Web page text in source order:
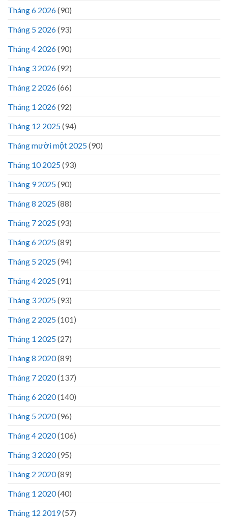
Tháng 6 2026(90)
Tháng 5 2026(93)
Tháng 4 2026(90)
Tháng 3 2026(92)
Tháng 2 2026(66)
Tháng 1 2026(92)
Tháng 12 2025(94)
Tháng mười một 2025(90)
Tháng 10 2025(93)
Tháng 9 2025(90)
Tháng 8 2025(88)
Tháng 7 2025(93)
Tháng 6 2025(89)
Tháng 5 2025(94)
Tháng 4 2025(91)
Tháng 3 2025(93)
Tháng 2 2025(101)
Tháng 1 2025(27)
Tháng 8 2020(89)
Tháng 7 2020(137)
Tháng 6 2020(140)
Tháng 5 2020(96)
Tháng 4 2020(106)
Tháng 3 2020(95)
Tháng 2 2020(89)
Tháng 1 2020(40)
Tháng 12 2019(57)